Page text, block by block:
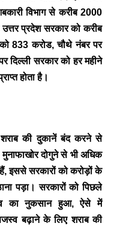
विभाग से करीब 2000
उत्तर प्रदेश सरकार को करीब
833 करोड, चौथे नंबर पर
दिल्ली सरकार को हर महीने
होता है।
की दुकानें बंद करने से
मुनाफाखोर दोगुने से भी अधिक
हैं, इससे सरकारों को करोड़ों के
पड़ा। सरकारों को पिछले
का नुकसान हुआ, ऐसे में
बढ़ाने के लिए शराब की